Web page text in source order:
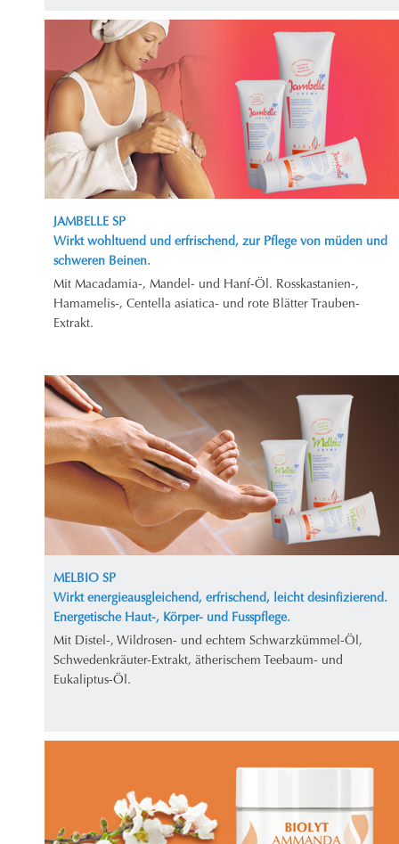
JAMBELLE SP
Wirkt wohltuend und erfrischend, zur Pflege von müden und
schweren Beinen.
Mit Macadamia-, Mandel- und Hanf-Öl. Rosskastanien-,
Hamamelis-, Centella asiatica- und rote Blätter Trauben-
Extrakt.
MELBIO SP
Wirkt energieausgleichend, erfrischend, leicht desinfizierend.
Energetische Haut-, Körper- und Fusspflege.
Mit Distel-, Wildrosen- und echtem Schwarzkümmel-Öl,
Schwedenkräuter-Extrakt, ätherischem Teebaum- und
Eukaliptus-Öl.